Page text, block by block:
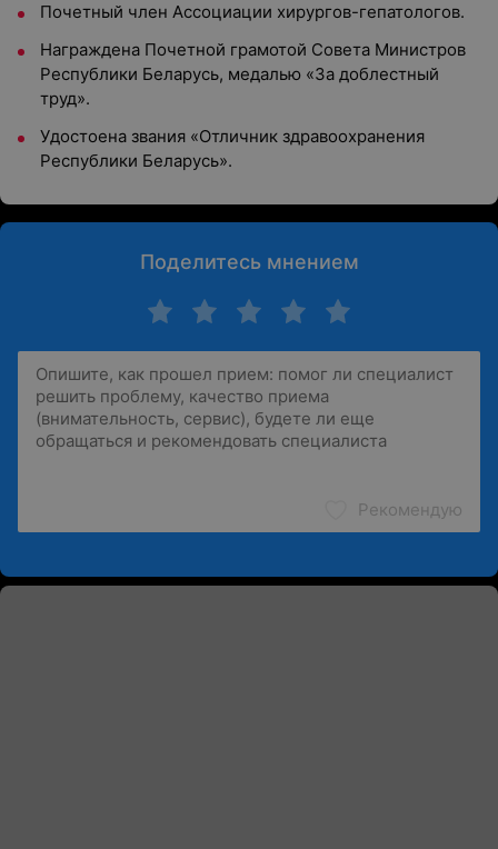
Почетный член Ассоциации хирургов-гепатологов.
Награждена Почетной грамотой Совета Министров
Республики Беларусь, медалью «За доблестный
труд».
Удостоена звания «Отличник здравоохранения
Республики Беларусь».
Поделитесь мнением
Рекомендую